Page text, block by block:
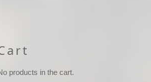
products in the cart.